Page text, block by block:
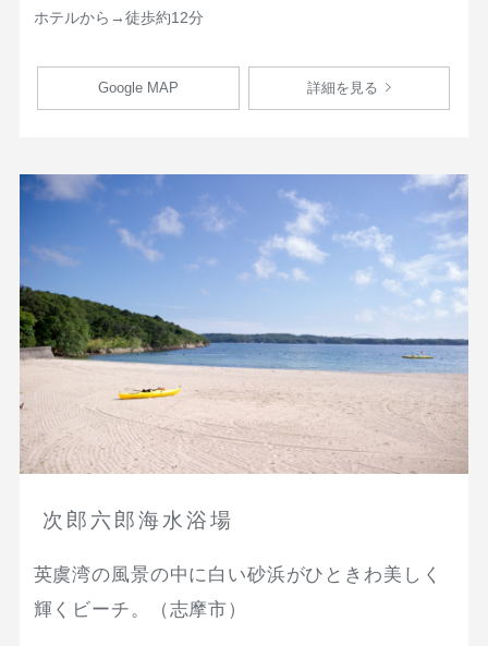
ホテルから→徒歩約12分
Google MAP 詳細を見る
次郎六郎海水浴場
英虞湾の風景の中に白い砂浜がひときわ美しく
輝くビーチ。（志摩市）